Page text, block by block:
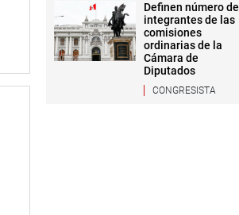
Definen número de
integrantes de las
comisiones
ordinarias de la
Cámara de
Diputados
CONGRESISTA